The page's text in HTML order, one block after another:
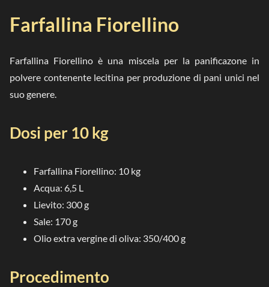
Farfallina Fiorellino
Farfallina Fiorellino è una miscela per la panificazone in
polvere contenente lecitina per produzione di pani unici nel
suo genere.
Dosi per 10 kg
Farfallina Fiorellino: 10 kg
Acqua: 6,5 L
Lievito: 300 g
Sale: 170 g
Olio extra vergine di oliva: 350/400 g
Procedimento